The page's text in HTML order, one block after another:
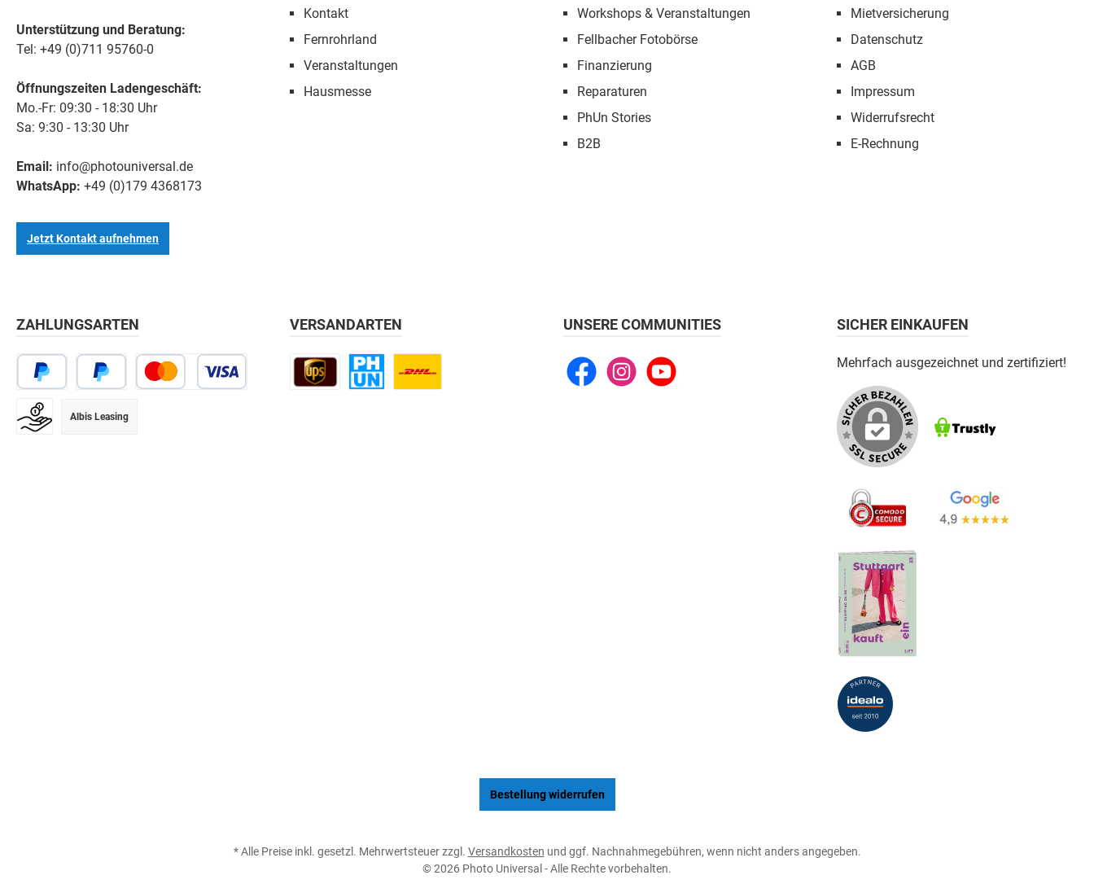
Unterstützung und Beratung:
Tel: +49 (0)711 95760-0
Öffnungszeiten Ladengeschäft:
Mo.-Fr: 09:30 - 18:30 Uhr
Sa: 9:30 - 13:30 Uhr
Email: info@photouniversal.de
WhatsApp: +49 (0)179 4368173
Jetzt Kontakt aufnehmen
Kontakt
Fernrohrland
Veranstaltungen
Hausmesse
Workshops & Veranstaltungen
Fellbacher Fotobörse
Finanzierung
Reparaturen
PhUn Stories
B2B
Mietversicherung
Datenschutz
AGB
Impressum
Widerrufsrecht
E-Rechnung
ZAHLUNGSARTEN
Albis Leasing
VERSANDARTEN UNSERE COMMUNITIES
FacebookInstagramYouTube
SICHER EINKAUFEN
Mehrfach ausgezeichnet und zertifiziert!
Bestellung widerrufen
* Alle Preise inkl. gesetzl. Mehrwertsteuer zzgl. Versandkosten und ggf. Nachnahmegebühren, wenn nicht anders angegeben.
© 2026 Photo Universal - Alle Rechte vorbehalten.